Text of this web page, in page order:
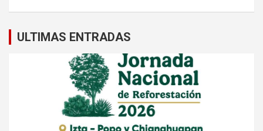
ULTIMAS ENTRADAS